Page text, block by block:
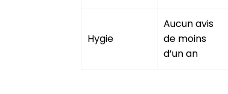
Hygie
Aucun avis
de moins
d’un an